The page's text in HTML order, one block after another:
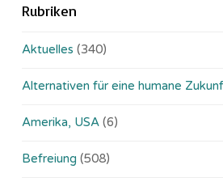
Rubriken
Aktuelles (340)
Alternativen für eine humane
Amerika, USA (6)
Befreiung (508)